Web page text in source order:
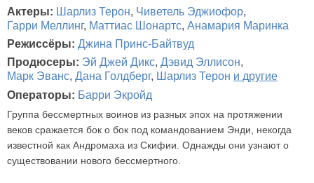
Актеры: Шарлиз Терон, Чиветель Эджиофор,
Гарри Меллинг, Маттиас Шонартс, Анамария Маринка
Режиссёры: Джина Принс-Байтвуд
Продюсеры: Эй Джей Дикс, Дэвид Эллисон,
Марк Эванс, Дана Голдберг, Шарлиз Терон и другие
Операторы: Барри Экройд
Группа бессмертных воинов из разных эпох на протяжении
веков сражается бок о бок под командованием Энди, некогда
известной как Андромаха из Скифии. Однажды они узнают о
существовании нового бессмертного.